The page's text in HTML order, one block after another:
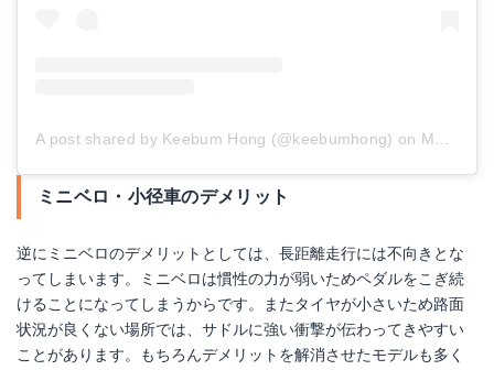
A post shared by Keebum Hong (@keebumhong) on May 17, 2018 at 4:32pm PDT
ミニベロ・小径車のデメリット
逆にミニベロのデメリットとしては、長距離走行には不向きとな
ってしまいます。ミニベロは慣性の力が弱いためペダルをこぎ続
けることになってしまうからです。またタイヤが小さいため路面
状況が良くない場所では、サドルに強い衝撃が伝わってきやすい
ことがあります。もちろんデメリットを解消させたモデルも多く